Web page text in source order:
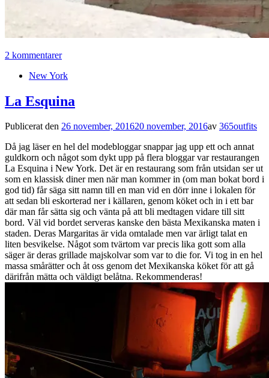
2 kommentarer
New York
La Esquina
Publicerat den 26 november, 201620 november, 2016av 365outfits
Då jag läser en hel del modebloggar snappar jag upp ett och annat
guldkorn och något som dykt upp på flera bloggar var restaurangen
La Esquina i New York. Det är en restaurang som från utsidan ser ut
som en klassisk diner men när man kommer in (om man bokat bord i
god tid) får säga sitt namn till en man vid en dörr inne i lokalen för
att sedan bli eskorterad ner i källaren, genom köket och in i ett bar
där man får sätta sig och vänta på att bli medtagen vidare till sitt
bord. Väl vid bordet serveras kanske den bästa Mexikanska maten i
staden. Deras Margaritas är vida omtalade men var ärligt talat en
liten besvikelse. Något som tvärtom var precis lika gott som alla
säger är deras grillade majskolvar som var to die for. Vi tog in en hel
massa smårätter och åt oss genom det Mexikanska köket för att gå
därifrån mätta och väldigt belåtna. Rekommenderas!